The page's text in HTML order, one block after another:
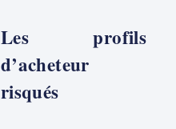
Les profils
d’acheteur
risqués